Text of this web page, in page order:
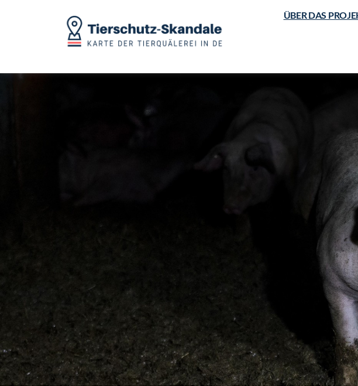
ÜBER DAS